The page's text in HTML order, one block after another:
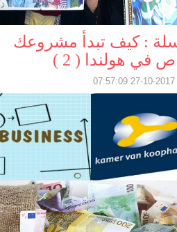
: كيف تبدأ مشروعك
في هولندا ( 2 )
2017-10-27 07:57:09